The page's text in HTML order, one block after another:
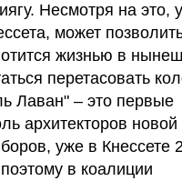
Несмотря на это,
может
жизнью в
перетасовать
Лаван" – это первые
архитекторов новой
уже в Кнессете
в коалиции